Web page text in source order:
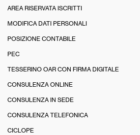
AREA RISERVATA ISCRITTI
MODIFICA DATI PERSONALI
POSIZIONE CONTABILE
PEC
TESSERINO OAR CON FIRMA DIGITALE
CONSULENZA ONLINE
CONSULENZA IN SEDE
CONSULENZA TELEFONICA
CICLOPE